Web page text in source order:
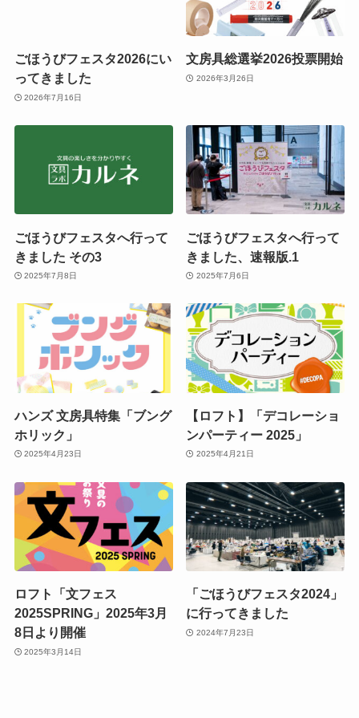
ごほうびフェスタ2026にい
ってきました
2026年7月16日
文房具総選挙2026投票開始
2026年3月26日
ごほうびフェスタへ行って
きました その3
2025年7月8日
ごほうびフェスタへ行って
きました、速報版.1
2025年7月6日
ハンズ 文房具特集「ブング
ホリック」
2025年4月23日
【ロフト】「デコレーショ
ンパーティー 2025」
2025年4月21日
ロフト「文フェス
2025SPRING」2025年3月
8日より開催
2025年3月14日
「ごほうびフェスタ2024」
に行ってきました
2024年7月23日